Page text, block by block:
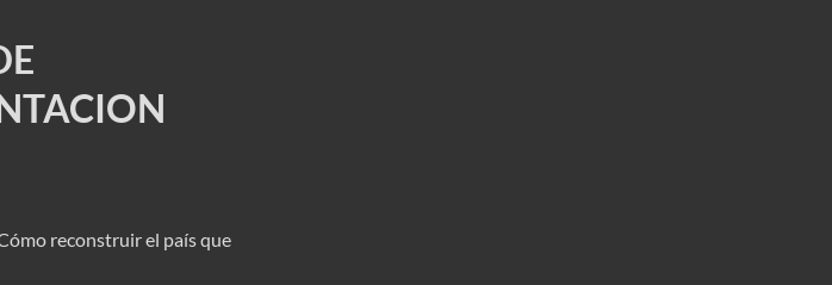
reconstruir el país que